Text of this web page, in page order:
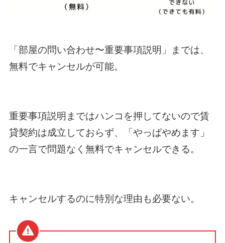
「部屋の問い合わせ〜重要事項説明」までは、
無料でキャンセルが可能。
重要事項説明まではハンコを押してないので賃
貸契約は成立しておらず、「やっぱやめます」
の一言で問題なく無料でキャンセルできる。
キャンセルするのに特別な理由も必要ない。